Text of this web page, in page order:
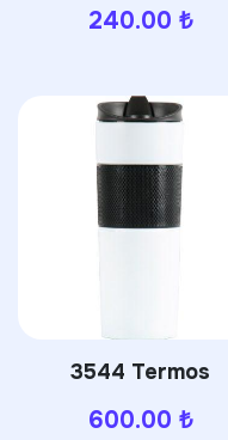
240.00 ₺
3544 Termos
600.00 ₺